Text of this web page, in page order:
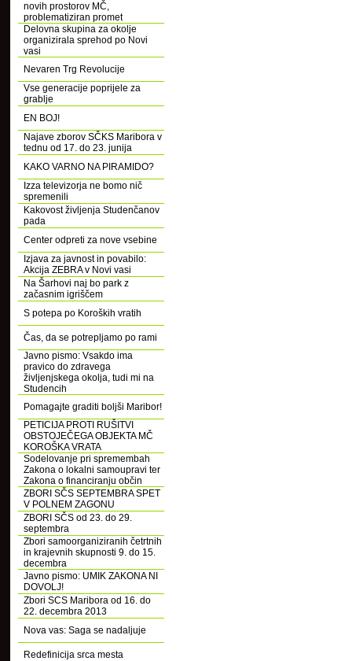
novih prostorov MČ,
problematiziran promet
Delovna skupina za okolje
organizirala sprehod po Novi
vasi
Nevaren Trg Revolucije
Vse generacije poprijele za
grablje
EN BOJ!
Najave zborov SČKS Maribora v
tednu od 17. do 23. junija
KAKO VARNO NA PIRAMIDO?
Izza televizorja ne bomo nič
spremenili
Kakovost življenja Studenčanov
pada
Center odpreti za nove vsebine
Izjava za javnost in povabilo:
Akcija ZEBRA v Novi vasi
Na Šarhovi naj bo park z
začasnim igriščem
S potepa po Koroških vratih
Čas, da se potrepljamo po rami
Javno pismo: Vsakdo ima
pravico do zdravega
življenjskega okolja, tudi mi na
Studencih
Pomagajte graditi boljši Maribor!
PETICIJA PROTI RUŠITVI
OBSTOJEČEGA OBJEKTA MČ
KOROŠKA VRATA
Sodelovanje pri spremembah
Zakona o lokalni samoupravi ter
Zakona o financiranju občin
ZBORI SČS SEPTEMBRA SPET
V POLNEM ZAGONU
ZBORI SČS od 23. do 29.
septembra
Zbori samoorganiziranih četrtnih
in krajevnih skupnosti 9. do 15.
decembra
Javno pismo: UMIK ZAKONA NI
DOVOLJ!
Zbori SCS Maribora od 16. do
22. decembra 2013
Nova vas: Saga se nadaljuje
Redefinicija srca mesta